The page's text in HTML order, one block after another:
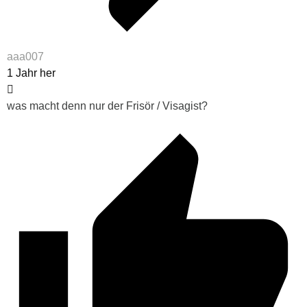
aaa007
1 Jahr her
was macht denn nur der Frisör / Visagist?